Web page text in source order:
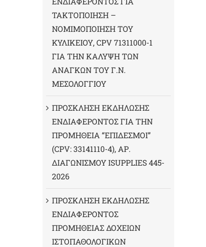
ΤΑΚΤΟΠΟΙΗΣΗ –
ΝΟΜΙΜΟΠΟΙΗΣΗ ΤΟΥ
ΚΥΛΙΚΕΙΟΥ, CPV 71311000-1
ΓΙΑ ΤΗΝ ΚΑΛΥΨΗ ΤΩΝ
ΑΝΑΓΚΩΝ ΤΟΥ Γ.Ν.
ΜΕΣΟΛΟΓΓΙΟΥ
ΠΡΟΣΚΛΗΣΗ ΕΚΔΗΛΩΣΗΣ
ΕΝΔΙΑΦΕΡΟΝΤΟΣ ΓΙΑ ΤΗΝ
ΠΡΟΜΗΘΕΙΑ “ΕΠΙΔΕΣΜΟΙ”
(CPV: 33141110-4), ΑΡ.
ΔΙΑΓΩΝΙΣΜΟΥ ISUPPLIES 445-
2026
ΠΡΟΣΚΛΗΣΗ ΕΚΔΗΛΩΣΗΣ
ΕΝΔΙΑΦΕΡΟΝΤΟΣ
ΠΡΟΜΗΘΕΙΑΣ ΔΟΧΕΙΩΝ
ΙΣΤΟΠΑΘΟΛΟΓΙΚΩΝ